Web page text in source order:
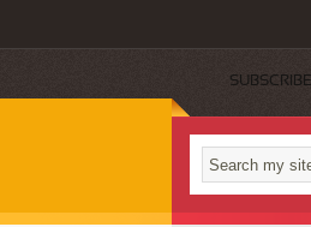
SUBSCRIBE